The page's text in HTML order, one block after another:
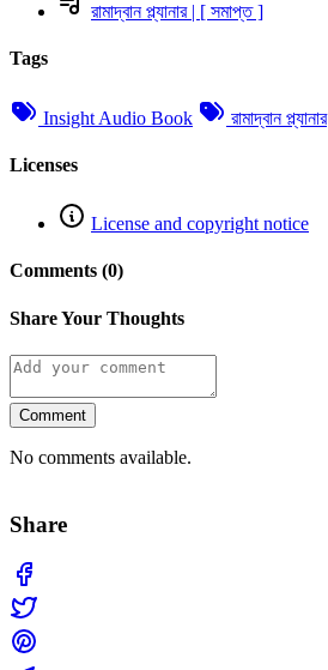
রামাদ্বান প্ল্যানার | [ সমাপ্ত ]
Tags
Insight Audio Book রামাদ্বান প্ল্যানার
Licenses
License and copyright notice
Comments (0)
Share Your Thoughts
Comment
No comments available.
Share